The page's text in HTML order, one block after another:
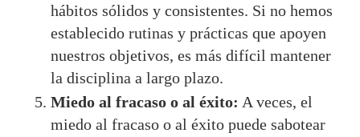
hábitos sólidos y consistentes. Si no hemos
establecido rutinas y prácticas que apoyen
nuestros objetivos, es más difícil mantener
la disciplina a largo plazo.
Miedo al fracaso o al éxito: A veces, el
miedo al fracaso o al éxito puede sabotear